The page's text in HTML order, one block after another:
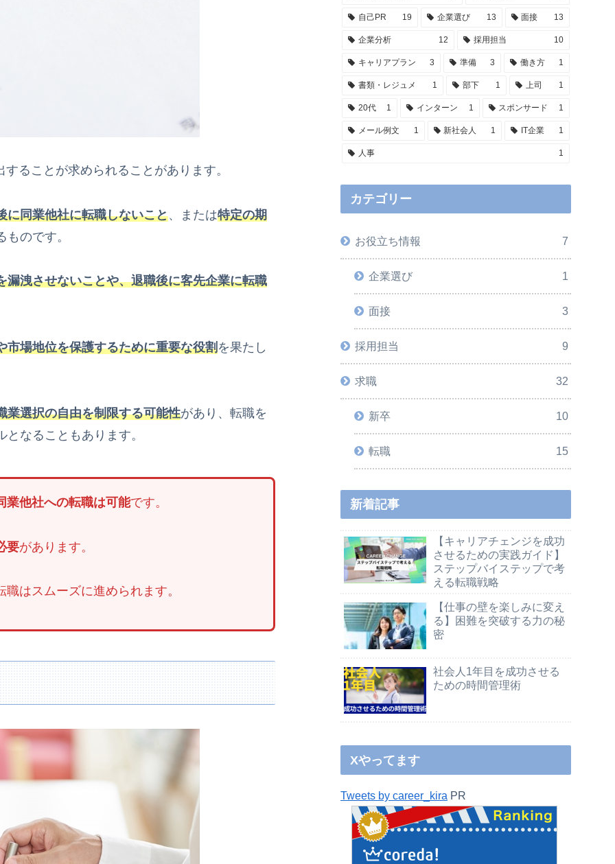
ることが求められることがあります。
に同業他社に転職しないこと、または特定の期
ものです。
漏洩させないことや、退職後に客先企業に転職
市場地位を保護するために重要な役割を果たし
業選択の自由を制限する可能性があり、転職を
なることもあります。
業他社への転職は可能です。
要があります。
はスムーズに進められます。
自己PR 19 企業選び 13 面接 13
企業分析 12 採用担当 10
キャリアプラン 3 準備 3 働き方 1
書類・レジュメ 1 部下 1 上司 1
20代 1 インターン 1 スポンサード 1
メール例文 1 新社会人 1 IT企業 1
人事 1
カテゴリー
お役立ち情報 7
企業選び 1
面接 3
採用担当 9
求職 32
新卒 10
転職 15
新着記事
【キャリアチェンジを成功
させるための実践ガイド】
ステップバイステップで考
える転職戦略
【仕事の壁を楽しみに変え
る】困難を突破する力の秘
密
社会人1年目を成功させる
ための時間管理術
Xやってます
Tweets by career_kira PR